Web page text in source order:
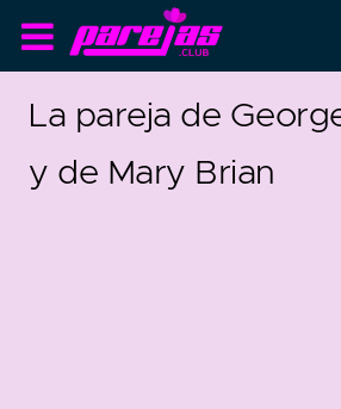
La pareja de
y de Mary Brian